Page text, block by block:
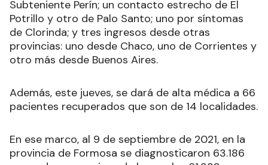
Subteniente Perín; un contacto estrecho de El
Potrillo y otro de Palo Santo; uno por síntomas
de Clorinda; y tres ingresos desde otras
provincias: uno desde Chaco, uno de Corrientes y
otro más desde Buenos Aires.
Además, este jueves, se dará de alta médica a 66
pacientes recuperados que son de 14 localidades.
En ese marco, al 9 de septiembre de 2021, en la
provincia de Formosa se diagnosticaron 63.186